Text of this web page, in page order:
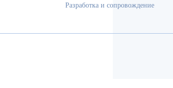
Разработка и сопровождение